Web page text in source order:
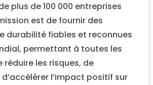
plus de 100 000 entreprises
est de fournir des
durabilité fiables et reconnues
permettant à toutes les
réduire les risques, de
d’accélérer l’impact positif sur